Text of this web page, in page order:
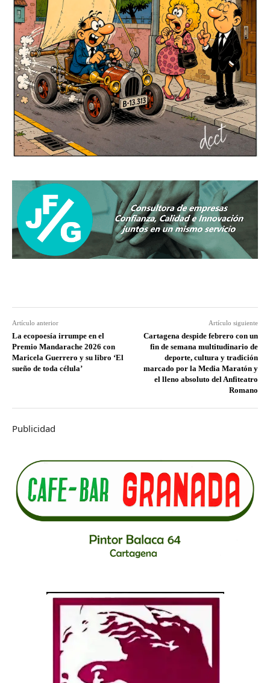
Artículo anterior
La ecopoesía irrumpe en el
Premio Mandarache 2026 con
Maricela Guerrero y su libro ‘El
sueño de toda célula’
Artículo siguiente
Cartagena despide febrero con un
fin de semana multitudinario de
deporte, cultura y tradición
marcado por la Media Maratón y
el lleno absoluto del Anfiteatro
Romano
Publicidad